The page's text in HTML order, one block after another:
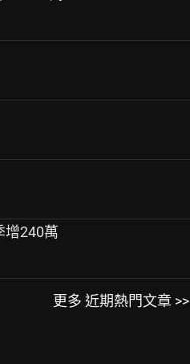
增240萬
更多 近期熱門文章 >>